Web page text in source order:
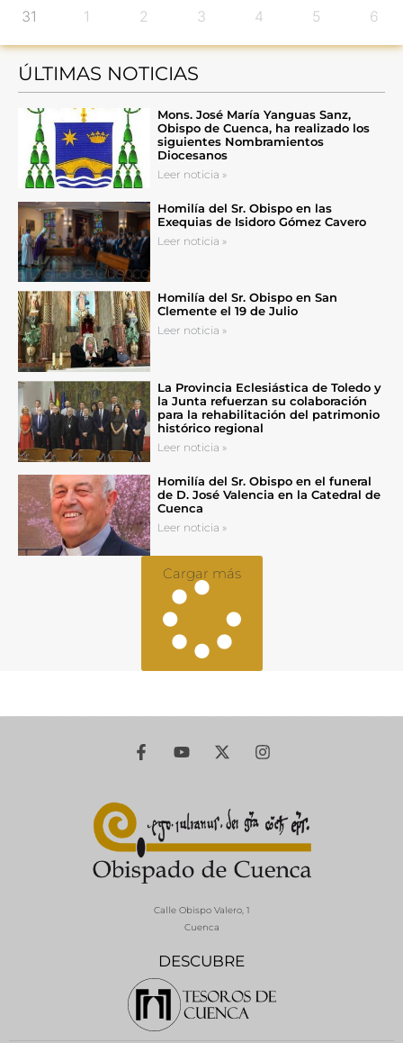
31 1 2 3 4 5 6
ÚLTIMAS NOTICIAS
Mons. José María Yanguas Sanz,
Obispo de Cuenca, ha realizado los
siguientes Nombramientos
Diocesanos
Leer noticia »
Homilía del Sr. Obispo en las
Exequias de Isidoro Gómez Cavero
Leer noticia »
Homilía del Sr. Obispo en San
Clemente el 19 de Julio
Leer noticia »
La Provincia Eclesiástica de Toledo y
la Junta refuerzan su colaboración
para la rehabilitación del patrimonio
histórico regional
Leer noticia »
Homilía del Sr. Obispo en el funeral
de D. José Valencia en la Catedral de
Cuenca
Leer noticia »
Cargar más
DESCUBRE
Calle Obispo Valero, 1
Cuenca